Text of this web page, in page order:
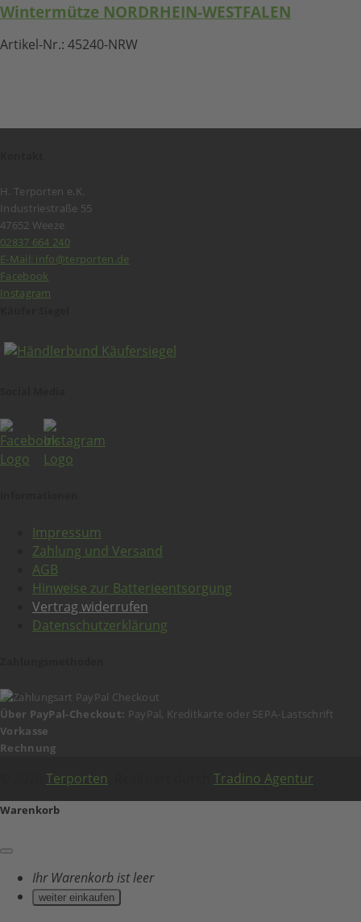
Wintermütze NORDRHEIN-WESTFALEN
Artikel-Nr.: 45240-NRW
H. Terporten e.K.
Industriestraße 55
47652 Weeze
02837 664 240
E-Mail: info@terporten.de
Facebook
Instagram
Impressum
Zahlung und Versand
AGB
Hinweise zur Batterieentsorgung
Vertrag widerrufen
Datenschutzerklärung
Über PayPal-Checkout: PayPal, Kreditkarte oder SEPA-Lastschrift
Vorkasse
Rechnung
Terporten Tradino Agentur
Warenkorb
Ihr Warenkorb ist leer
weiter einkaufen